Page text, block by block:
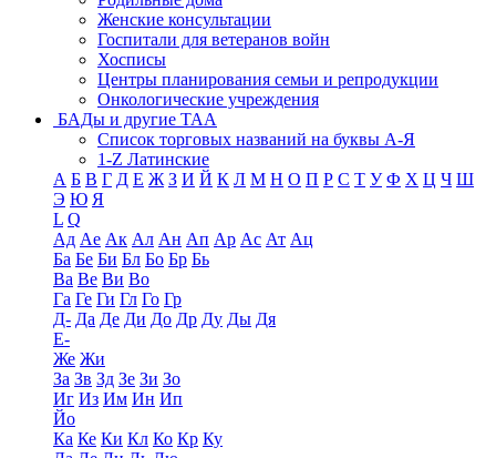
Женские консультации
Госпитали для ветеранов войн
Хосписы
Центры планирования семьи и репродукции
Онкологические учреждения
БАДы и другие ТАА
Список торговых названий на буквы А-Я
1-Z Латинские
А Б В Г Д Е Ж З И Й К Л М Н О П Р С Т У Ф Х Ц Ч Ш
Э Ю Я
L Q
Ад Ае Ак Ал Ан Ап Ар Ас Ат Ац
Ба Бе Би Бл Бо Бр Бь
Ва Ве Ви Во
Га Ге Ги Гл Го Гр
Д- Да Де Ди До Др Ду Ды Дя
Е-
Же Жи
За Зв Зд Зе Зи Зо
Иг Из Им Ин Ип
Йо
Ка Ке Ки Кл Ко Кр Ку